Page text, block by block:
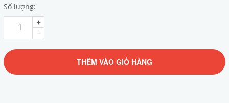
Số lượng:
-
+
THÊM VÀO GIỎ HÀNG